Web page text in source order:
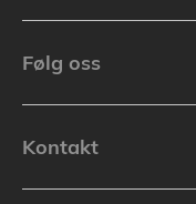
Følg oss
Kontakt